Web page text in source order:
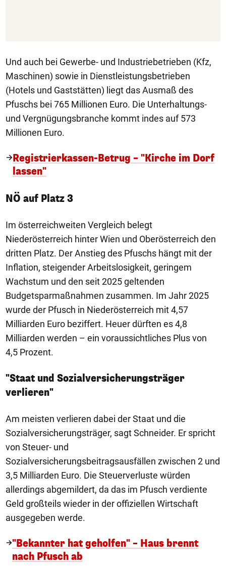
Und auch bei Gewerbe- und Industriebetrieben (Kfz,
Maschinen) sowie in Dienstleistungsbetrieben
(Hotels und Gaststätten) liegt das Ausmaß des
Pfuschs bei 765 Millionen Euro. Die Unterhaltungs-
und Vergnügungsbranche kommt indes auf 573
Millionen Euro.
Registrierkassen-Betrug – "Kirche im Dorf
lassen"
NÖ auf Platz 3
Im österreichweiten Vergleich belegt
Niederösterreich hinter Wien und Oberösterreich den
dritten Platz. Der Anstieg des Pfuschs hängt mit der
Inflation, steigender Arbeitslosigkeit, geringem
Wachstum und den seit 2025 geltenden
Budgetsparmaßnahmen zusammen. Im Jahr 2025
wurde der Pfusch in Niederösterreich mit 4,57
Milliarden Euro beziffert. Heuer dürften es 4,8
Milliarden werden – ein voraussichtliches Plus von
4,5 Prozent.
"Staat und Sozialversicherungsträger
verlieren"
Am meisten verlieren dabei der Staat und die
Sozialversicherungsträger, sagt Schneider. Er spricht
von Steuer- und
Sozialversicherungsbeitragsausfällen zwischen 2 und
3,5 Milliarden Euro. Die Steuerverluste würden
allerdings abgemildert, da das im Pfusch verdiente
Geld großteils wieder in der offiziellen Wirtschaft
ausgegeben werde.
"Bekannter hat geholfen" – Haus brennt
nach Pfusch ab